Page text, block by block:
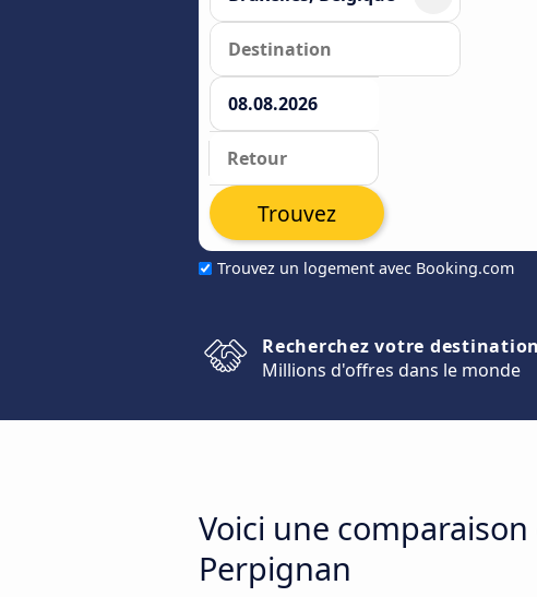
Trouvez un logement avec Booking.com
Trouvez
Recherchez votre destination
Millions d'offres dans le monde
Voici une
Perpignan